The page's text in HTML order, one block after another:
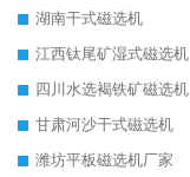
湖南干式磁选机
江西钛尾矿湿式磁选机
四川水选褐铁矿磁选机
甘肃河沙干式磁选机
潍坊平板磁选机厂家